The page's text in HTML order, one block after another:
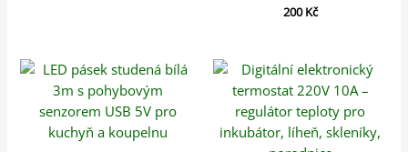
200Kč